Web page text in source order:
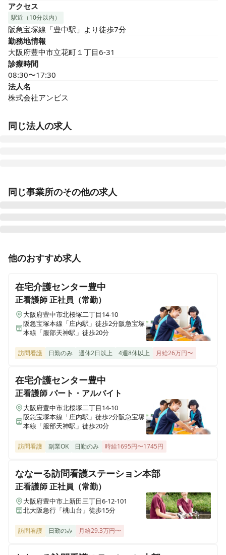
アクセス
駅近（10分以内）
阪急宝塚線「豊中駅」より徒歩7分
勤務地情報
大阪府豊中市立花町１丁目6-31
診療時間
08:30〜17:30
法人名
株式会社アンビス
同じ法人の求人
愛知県豊田市浄水町原山277
医療施設型ホスピス 医心館府中
医療施設型ホスピス 医心館加古川
兵庫県加古川市加古川町北在家2315番地の1
医療施設型ホスピス 医心館南草津
医療施設型ホスピス 医心館所沢
埼玉県所沢市大字北秋津８２２番
医療施設型ホスピス 医心館経堂
東京都世田谷区宮坂三丁目2-8
株式会社アンビスホールディングス 本社
医療施設型ホスピス 医心館瑞江
東京都江戸川区南篠崎町4丁目17番1号
ホスピス西城Ⅰ・Ⅱ
岩手県一関市八幡町2-43 （社団医療法人西城病院）
同じ事業所のその他の求人
正看護師 正社員（常勤）
【豊中市】医療施設型ホスピス / 施設内訪問看護 / 月給
他のおすすめ求人
在宅介護センター豊中
正看護師正社員（常勤）
大阪府豊中市北桜塚二丁目14-10
阪急宝塚本線「庄内駅」徒歩2分阪急宝塚
本線「服部天神駅」徒歩20分
訪問看護 日勤のみ 週休2日以上 4週8休以上 月給26万円〜
在宅介護センター豊中
正看護師パート・アルバイト
大阪府豊中市北桜塚二丁目14-10
阪急宝塚本線「庄内駅」徒歩2分阪急宝塚
本線「服部天神駅」徒歩20分
訪問看護 副業OK 日勤のみ 時給1695円〜1745円
ななーる訪問看護ステーション本部
正看護師正社員（常勤）
大阪府豊中市上新田三丁目6-12-101
北大阪急行「桃山台」徒歩15分
訪問看護 日勤のみ 月給29.3万円〜